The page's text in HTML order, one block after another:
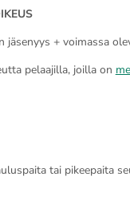
jäsenyys + voimassa
pelaajilla, joilla on
tai pikeepaita